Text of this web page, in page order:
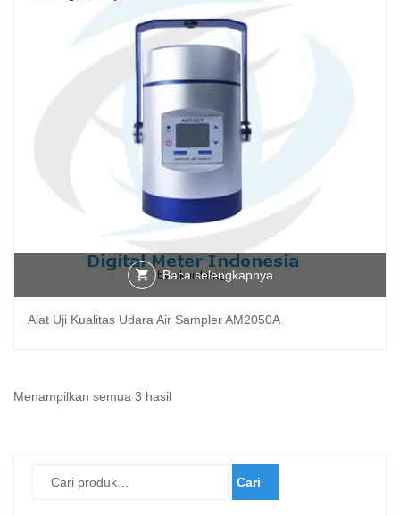
Baca selengkapnya
Alat Uji Kualitas Udara Air Sampler AM2050A
Menampilkan semua 3 hasilDiurutkan
Cari